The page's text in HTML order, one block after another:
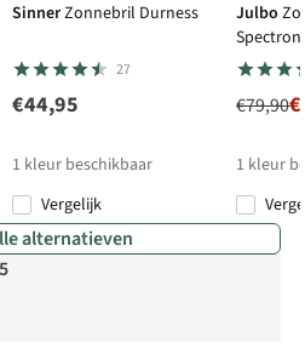
SinnerZonnebril Durness
27
€44,95
1 kleur beschikbaar
Vergelijk
Julbo
Spectron
€79,90
1 kleur
alternatieven